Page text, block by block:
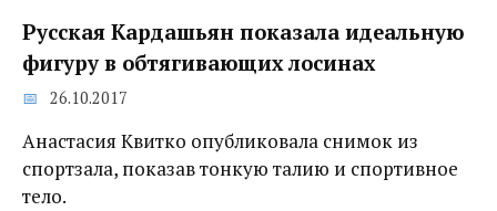
Русская Кардашьян показала идеальную
фигуру в обтягивающих лосинах
26.10.2017
Анастасия Квитко опубликовала снимок из
спортзала, показав тонкую талию и спортивное
тело.